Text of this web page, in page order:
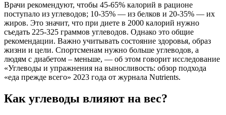
Врачи рекомендуют, чтобы 45-65% калорий в рационе
поступало из углеводов; 10-35% — из белков и 20-35% — их
жиров. Это значит, что при диете в 2000 калорий нужно
съедать 225-325 граммов углеводов. Однако это общие
рекомендации. Важно учитывать состояние здоровья, образ
жизни и цели. Спортсменам нужно больше углеводов, а
людям с диабетом – меньше, — об этом говорит исследование
«Углеводы и упражнения на выносливость: обзор подхода
«еда прежде всего» 2023 года от журнала Nutrients.
Как углеводы влияют на вес?